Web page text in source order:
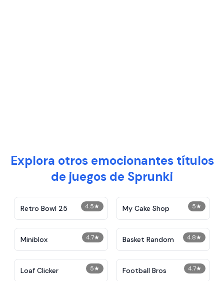
Explora otros emocionantes títulos
de juegos de Sprunki
4.5★
Retro Bowl 25 5★
My Cake Shop
4.7★
Miniblox 4.8★
Basket Random
5★
Loaf Clicker 4.7★
Football Bros